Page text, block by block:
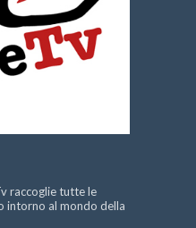
raccoglie tutte le
intorno al mondo della